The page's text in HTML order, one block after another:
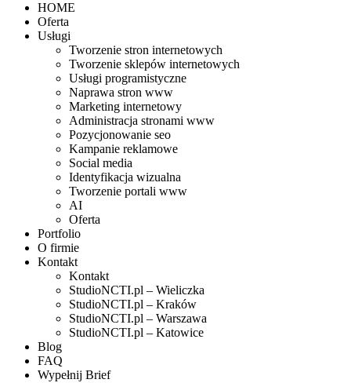
HOME
Oferta
Usługi
Tworzenie stron internetowych
Tworzenie sklepów internetowych
Usługi programistyczne
Naprawa stron www
Marketing internetowy
Administracja stronami www
Pozycjonowanie seo
Kampanie reklamowe
Social media
Identyfikacja wizualna
Tworzenie portali www
AI
Oferta
Portfolio
O firmie
Kontakt
Kontakt
StudioNCTI.pl – Wieliczka
StudioNCTI.pl – Kraków
StudioNCTI.pl – Warszawa
StudioNCTI.pl – Katowice
Blog
FAQ
Wypełnij Brief